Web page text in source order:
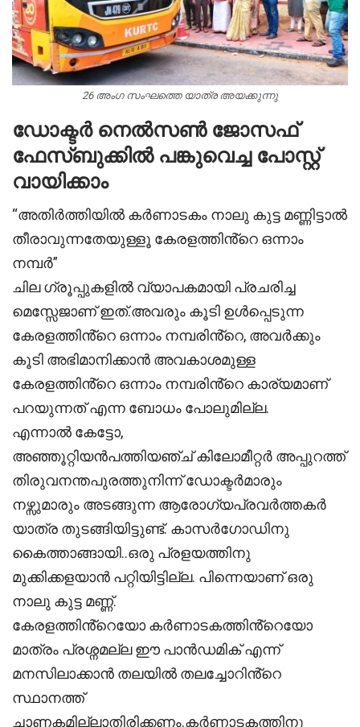
26 അംഗ സംഘത്തെ യാത്ര അയക്കുന്നു
ഡോക്ടർ നെൽസൺ ജോസഫ്
ഫേസ്ബുക്കിൽ പങ്കുവെച്ച പോസ്റ്റ്
വായിക്കാം
“അതിർത്തിയിൽ കർണാടകം നാലു കുട്ട മണ്ണിട്ടാൽ
തീരാവുന്നതേയുള്ളൂ കേരളത്തിൻ്റെ ഒന്നാം
നമ്പർ”
ചില ഗ്രൂപ്പുകളിൽ വ്യാപകമായി പ്രചരിച്ച
മെസ്സേജാണ് ഇത്.അവരും കൂടി ഉൾപ്പെടുന്ന
കേരളത്തിൻ്റെ ഒന്നാം നമ്പരിൻ്റെ, അവർക്കും
കൂടി അഭിമാനിക്കാൻ അവകാശമുള്ള
കേരളത്തിൻ്റെ ഒന്നാം നമ്പരിൻ്റെ കാര്യമാണ്
പറയുന്നത് എന്ന ബോധം പോലുമില്ല.
എന്നാൽ കേട്ടോ,
അഞ്ഞൂറ്റിയൻപത്തിയഞ്ച് കിലോമീറ്റർ അപ്പുറത്ത്
തിരുവനന്തപുരത്തുനിന്ന് ഡോക്ടർമാരും
നഴ്സുമാരും അടങ്ങുന്ന ആരോഗ്യപ്രവർത്തകർ
യാത്ര തുടങ്ങിയിട്ടുണ്ട്. കാസർഗോഡിനു
കൈത്താങ്ങായി..ഒരു പ്രളയത്തിനു
മുക്കിക്കളയാൻ പറ്റിയിട്ടില്ല. പിന്നെയാണ് ഒരു
നാലു കുട്ട മണ്ണ്.
കേരളത്തിൻ്റെയോ കർണാടകത്തിൻ്റെയോ
മാത്രം പ്രശ്നമല്ല ഈ പാൻഡമിക് എന്ന്
മനസിലാക്കാൻ തലയിൽ തലച്ചോറിൻ്റെ
സ്ഥാനത്ത്
ചാണകമില്ലാതിരിക്കണം.കർണാടകത്തിനു